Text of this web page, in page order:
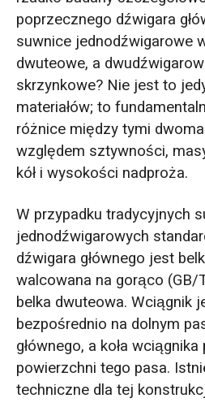
poprzecznego dźwigara
suwnice jednodźwigarowe
dwuteowe, a
skrzynkowe? Nie jest to
materiałów; to
różnice między tymi
względem sztywności,
kół i wysokości nadproża.
W przypadku tradycyjnych
jednodźwigarowych
dźwigara głównego jest
walcowana na gorąco (GB/
belka dwuteowa. Wciągnik
bezpośrednio na dolnym
głównego, a koła
powierzchni tego pasa.
techniczne dla tej